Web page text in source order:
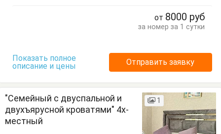
Тумбочки Шкаф
от 8000 руб
за номер за 1 сутки
Показать полное
описание и цены
Отправить заявку
"Семейный с двуспальной и
двухъярусной кроватями" 4х-
местный
1